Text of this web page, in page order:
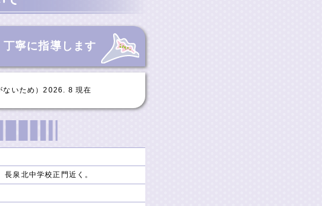
寧に指導します
ないため）2026. 8 現在
泉北中学校正門近く。